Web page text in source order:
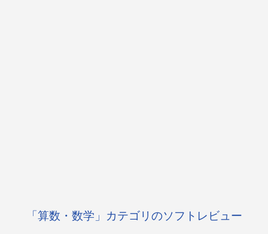
「算数・数学」カテゴリのソフトレビュー